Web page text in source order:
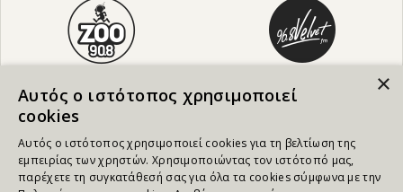
×
Αυτός ο ιστότοπος χρησιμοποιεί
cookies
Αυτός ο ιστότοπος χρησιμοποιεί cookies για τη βελτίωση της
εμπειρίας των χρηστών. Χρησιμοποιώντας τον ιστότοπό μας,
παρέχετε τη συγκατάθεσή σας για όλα τα cookies σύμφωνα με την